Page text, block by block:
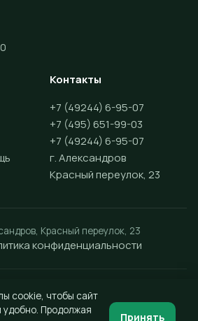
Контакты
+7 (49244) 6-95-07
+7 (495) 651-99-03
+7 (49244) 6-95-07
г. Александров
Красный переулок, 23
Красный переулок, 23
конфиденциальности
cookie, чтобы сайт
удобно. Продолжая
Принять